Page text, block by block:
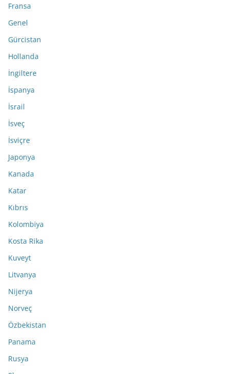
Fransa
Genel
Gürcistan
Hollanda
İngiltere
İspanya
İsrail
İsveç
İsviçre
Japonya
Kanada
Katar
Kıbrıs
Kolombiya
Kosta Rika
Kuveyt
Litvanya
Nijerya
Norveç
Özbekistan
Panama
Rusya